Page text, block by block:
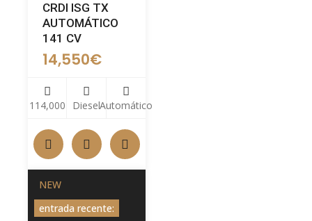
CRDI ISG TX
AUTOMÁTICO
141 CV
14,550€
114,000 DieselAutomático
NEW
entrada recente: